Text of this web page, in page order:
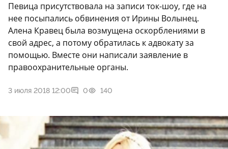
Певица присутствовала на записи ток-шоу, где на
нее посыпались обвинения от Ирины Волынец.
Алена Кравец была возмущена оскорблениями в
свой адрес, а потому обратилась к адвокату за
помощью. Вместе они написали заявление в
правоохранительные органы.
3 июля 2018 12:00 0 140